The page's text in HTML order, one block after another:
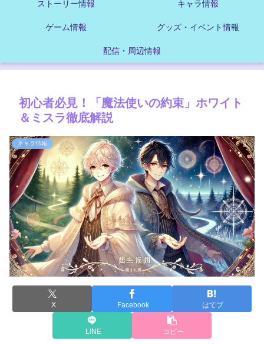
ストーリー情報 キャラ情報
ゲーム情報 グッズ・イベント情報
配信・周辺情報
初心者必見！「魔法使いの約束」ホワイト
＆ミスラ徹底解説
キャラ情報
X Facebook はてブ
LINE コピー